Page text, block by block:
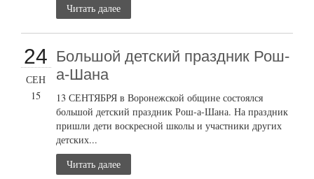
Читать далее
24
СЕН
15
Большой детский праздник Рош-
а-Шана
13 СЕНТЯБРЯ в Воронежской общине состоялся
большой детский праздник Рош-а-Шана. На праздник
пришли дети воскресной школы и участники других
детских...
Читать далее